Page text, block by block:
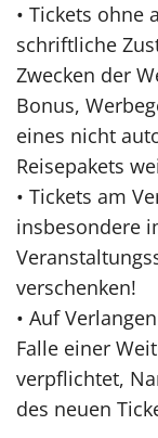
• Tickets ohne
schriftliche
Zwecken der
Bonus,
eines nicht
Reisepakets
• Tickets am
insbesondere
verschenken!
• Auf
Falle einer
verpflichtet,
des neuen